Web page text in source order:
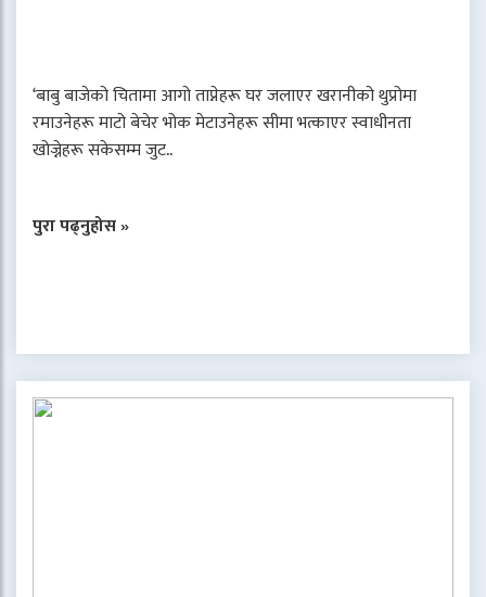
‘बाबु बाजेको चितामा आगो ताप्नेहरू घर जलाएर खरानीको थुप्रोमा
रमाउनेहरू माटो बेचेर भोक मेटाउनेहरू सीमा भत्काएर स्वाधीनता
खोज्नेहरू सकेसम्म जुट..
पुरा पढ्नुहोस »